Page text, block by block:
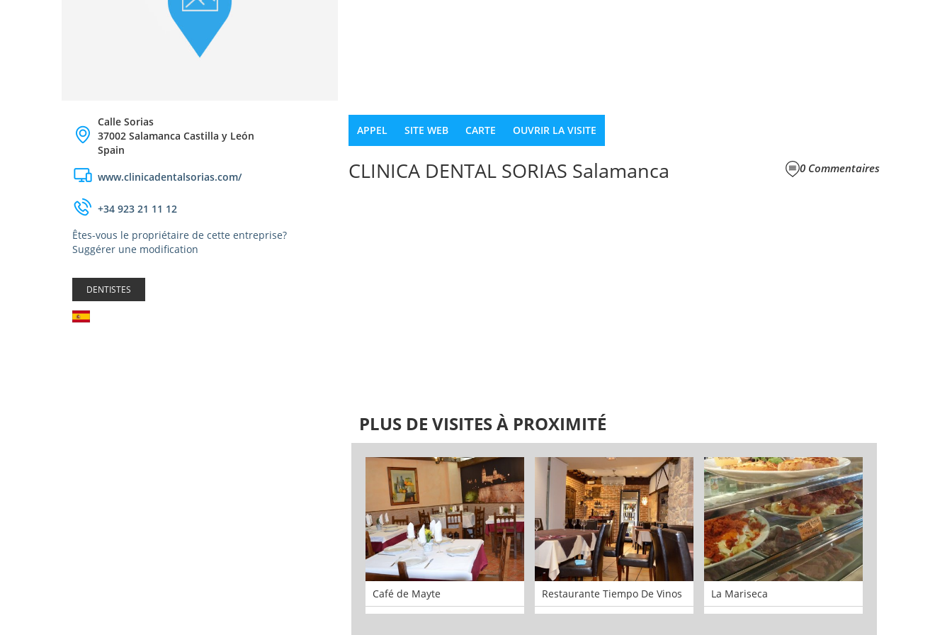
Calle Sorias
37002 Salamanca Castilla y León
Spain
www.clinicadentalsorias.com/
+34 923 21 11 12
Êtes-vous le propriétaire de cette entreprise?
Suggérer une modification
DENTISTES
APPEL SITE WEB CARTE OUVRIR LA VISITE
0 Commentaires
CLINICA DENTAL SORIAS Salamanca
PLUS DE VISITES À PROXIMITÉ
Café de Mayte Restaurante Tiempo De Vinos La Mariseca